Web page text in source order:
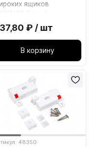
ящиков
₽ / шт
В корзину
48350